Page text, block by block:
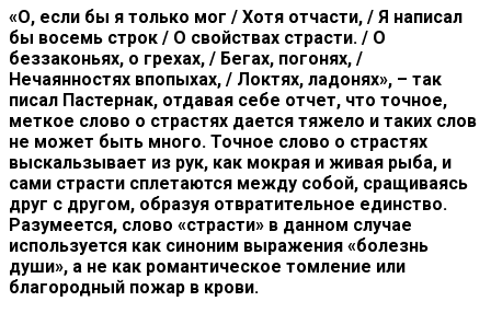
«О, если бы я только мог / Хотя отчасти, / Я написал
бы восемь строк / О свойствах страсти. / О
беззаконьях, о грехах, / Бегах, погонях, /
Нечаянностях впопыхах, / Локтях, ладонях», – так
писал Пастернак, отдавая себе отчет, что точное,
меткое слово о страстях дается тяжело и таких слов
не может быть много. Точное слово о страстях
выскальзывает из рук, как мокрая и живая рыба, и
сами страсти сплетаются между собой, сращиваясь
друг с другом, образуя отвратительное единство.
Разумеется, слово «страсти» в данном случае
используется как синоним выражения «болезнь
души», а не как романтическое томление или
благородный пожар в крови.